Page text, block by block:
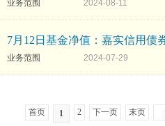
业务范围 2024-08-11
7月12日基金净值：嘉实信用债
业务范围 2024-07-29
首页 1 2 下一页 末页